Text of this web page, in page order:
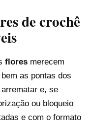
de crochê
flores merecem
as pontas dos
e, se
ou bloqueio
e com o formato